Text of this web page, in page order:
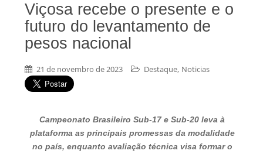
Viçosa recebe o presente e o
futuro do levantamento de
pesos nacional
21 de novembro de 2023 Destaque, Noticias
Campeonato Brasileiro Sub-17 e Sub-20 leva à
plataforma as principais promessas da modalidade
no país, enquanto avaliação técnica visa formar o